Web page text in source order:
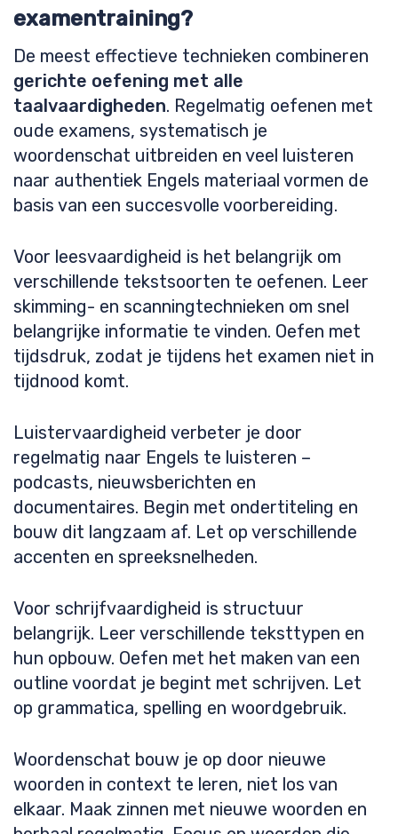
examentraining?
De meest effectieve technieken combineren
gerichte oefening met alle
taalvaardigheden. Regelmatig oefenen met
oude examens, systematisch je
woordenschat uitbreiden en veel luisteren
naar authentiek Engels materiaal vormen de
basis van een succesvolle voorbereiding.
Voor leesvaardigheid is het belangrijk om
verschillende tekstsoorten te oefenen. Leer
skimming- en scanningtechnieken om snel
belangrijke informatie te vinden. Oefen met
tijdsdruk, zodat je tijdens het examen niet in
tijdnood komt.
Luistervaardigheid verbeter je door
regelmatig naar Engels te luisteren –
podcasts, nieuwsberichten en
documentaires. Begin met ondertiteling en
bouw dit langzaam af. Let op verschillende
accenten en spreeksnelheden.
Voor schrijfvaardigheid is structuur
belangrijk. Leer verschillende teksttypen en
hun opbouw. Oefen met het maken van een
outline voordat je begint met schrijven. Let
op grammatica, spelling en woordgebruik.
Woordenschat bouw je op door nieuwe
woorden in context te leren, niet los van
elkaar. Maak zinnen met nieuwe woorden en